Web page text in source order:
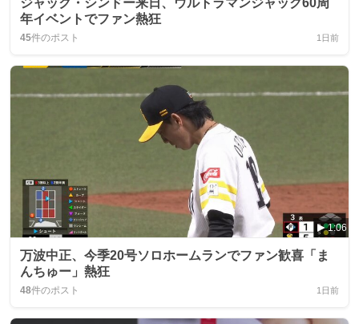
ジャック・シンドー来日、ウルトラマンジャック60周
年イベントでファン熱狂
45件のポスト 1日前
1:06
万波中正、今季20号ソロホームランでファン歓喜「ま
んちゅー」熱狂
48件のポスト 1日前